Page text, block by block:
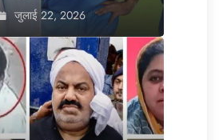
जुलाई 22, 2026